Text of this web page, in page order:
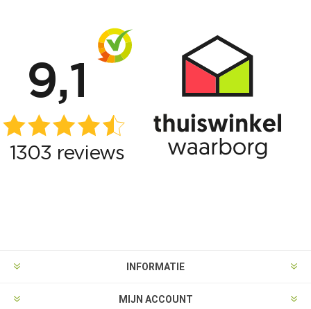
INFORMATIE
MIJN ACCOUNT